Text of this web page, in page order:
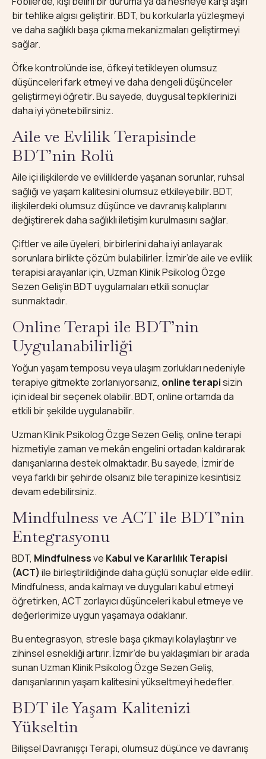
bir tehlike algısı geliştirir. BDT, bu korkularla yüzleşmeyi
ve daha sağlıklı başa çıkma mekanizmaları geliştirmeyi
sağlar.
Öfke kontrolünde ise, öfkeyi tetikleyen olumsuz
düşünceleri fark etmeyi ve daha dengeli düşünceler
geliştirmeyi öğretir. Bu sayede, duygusal tepkilerinizi
daha iyi yönetebilirsiniz.
Aile ve Evlilik Terapisinde
BDT’nin Rolü
Aile içi ilişkilerde ve evliliklerde yaşanan sorunlar, ruhsal
sağlığı ve yaşam kalitesini olumsuz etkileyebilir. BDT,
ilişkilerdeki olumsuz düşünce ve davranış kalıplarını
değiştirerek daha sağlıklı iletişim kurulmasını sağlar.
Çiftler ve aile üyeleri, birbirlerini daha iyi anlayarak
sorunlara birlikte çözüm bulabilirler. İzmir’de aile ve evlilik
terapisi arayanlar için, Uzman Klinik Psikolog Özge
Sezen Geliş’in BDT uygulamaları etkili sonuçlar
sunmaktadır.
Online Terapi ile BDT’nin
Uygulanabilirliği
Yoğun yaşam temposu veya ulaşım zorlukları nedeniyle
terapiye gitmekte zorlanıyorsanız, online terapisizin
için ideal bir seçenek olabilir. BDT, online ortamda da
etkili bir şekilde uygulanabilir.
Uzman Klinik Psikolog Özge Sezen Geliş, online terapi
hizmetiyle zaman ve mekân engelini ortadan kaldırarak
danışanlarına destek olmaktadır. Bu sayede, İzmir’de
veya farklı bir şehirde olsanız bile terapinize kesintisiz
devam edebilirsiniz.
Mindfulness ve ACT ile BDT’nin
Entegrasyonu
BDT, Mindfulnessve Kabul ve Kararlılık Terapisi
(ACT) ile birleştirildiğinde daha güçlü sonuçlar elde edilir.
Mindfulness, anda kalmayı ve duyguları kabul etmeyi
öğretirken, ACT zorlayıcı düşünceleri kabul etmeye ve
değerlerimize uygun yaşamaya odaklanır.
Bu entegrasyon, stresle başa çıkmayı kolaylaştırır ve
zihinsel esnekliği artırır. İzmir’de bu yaklaşımları bir arada
sunan Uzman Klinik Psikolog Özge Sezen Geliş,
danışanlarının yaşam kalitesini yükseltmeyi hedefler.
BDT ile Yaşam Kalitenizi
Yükseltin
Bilişsel Davranışçı Terapi, olumsuz düşünce ve davranış